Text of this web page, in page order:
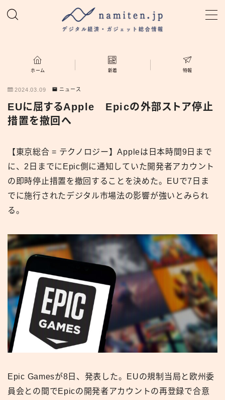
ホーム
新着
namiten.jp
ホーム 新着 特報
2024.03.09 ニュース
EUに屈するApple Epicの外部ストア停止
措置を撤回へ
【東京総合 = テクノロジー】Appleは日本時間9日まで
に、2日までにEpic側に通知していた開発者アカウント
の即時停止措置を撤回することを決めた。EUで7日ま
でに施行されたデジタル市場法の影響が強いとみられ
る。
Epic Gamesが8日、発表した。EUの規制当局と欧州委
員会との間でEpicの開発者アカウントの再登録で合意